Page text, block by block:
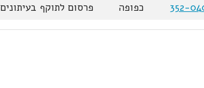
352-
כפופה פרסום לתוקף בעיתונים 15.11.19